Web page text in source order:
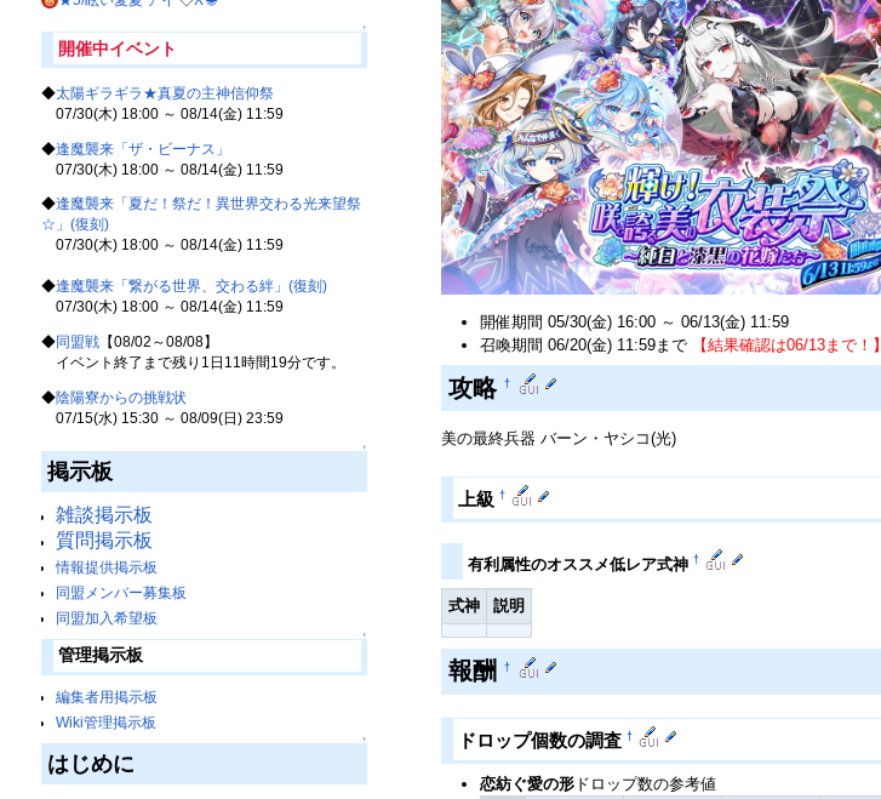
↑
開催中イベント
◆太陽ギラギラ★真夏の主神信仰祭
07/30(木) 18:00 ～ 08/14(金) 11:59
◆逢魔襲来「ザ・ビーナス」
07/30(木) 18:00 ～ 08/14(金) 11:59
◆逢魔襲来「夏だ！祭だ！異世界交わる光来望祭
☆」(復刻)
07/30(木) 18:00 ～ 08/14(金) 11:59
◆逢魔襲来「繋がる世界、交わる絆」(復刻)
07/30(木) 18:00 ～ 08/14(金) 11:59
◆同盟戦【08/02～08/08】
イベント終了まで残り1日11時間19分です。
◆陰陽寮からの挑戦状
07/15(水) 15:30 ～ 08/09(日) 23:59
↑
掲示板
雑談掲示板
質問掲示板
情報提供掲示板
同盟メンバー募集板
同盟加入希望板
↑
管理掲示板
編集者用掲示板
Wiki管理掲示板
↑
はじめに
開催期間 05/30(金) 16:00 ～ 06/13(金) 11:59
召喚期間 06/20(金) 11:59まで
【結果確認は06/13まで！】
攻略 †
美の最終兵器 バーン・ヤシコ(光)
上級†
有利属性のオススメ低レア式神 †
式神 説明
報酬 †
ドロップ個数の調査†
恋紡ぐ愛の形ドロップ数の参考値